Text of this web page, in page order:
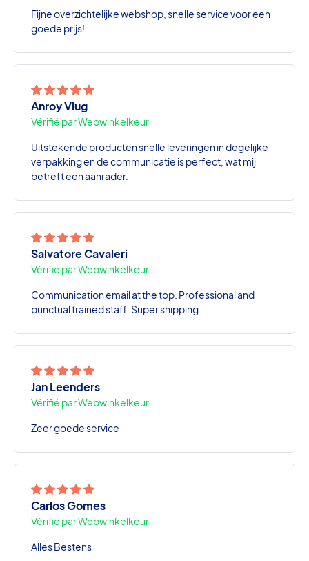
Fijne overzichtelijke webshop, snelle service voor een
goede prijs!
Anroy Vlug
Vérifié par Webwinkelkeur
Uitstekende producten snelle leveringen in degelijke
verpakking en de communicatie is perfect, wat mij
betreft een aanrader.
Salvatore Cavaleri
Vérifié par Webwinkelkeur
Communication email at the top. Professional and
punctual trained staff. Super shipping.
Jan Leenders
Vérifié par Webwinkelkeur
Zeer goede service
Carlos Gomes
Vérifié par Webwinkelkeur
Alles Bestens